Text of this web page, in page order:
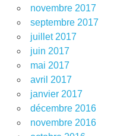
novembre 2017
septembre 2017
juillet 2017
juin 2017
mai 2017
avril 2017
janvier 2017
décembre 2016
novembre 2016